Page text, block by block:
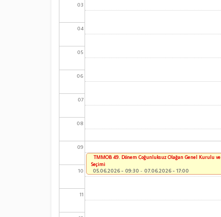
03
04
05
06
07
08
09
10
11
TMMOB 49. Dönem Çoğunluksuz Olağan Genel Kurulu ve
Seçimi
05.06.2026 - 09:30 - 07.06.2026 - 17:00